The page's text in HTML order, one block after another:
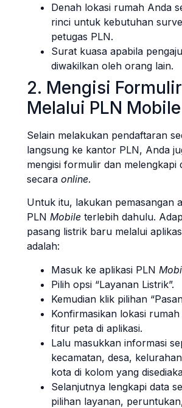
Denah lokasi rumah Anda
rinci untuk kebutuhan
petugas PLN.
Surat kuasa apabila
diwakilkan oleh orang lain.
2. Mengisi Formulir
Melalui PLN Mobile
Selain melakukan pendaftaran
langsung ke kantor PLN, Anda
mengisi formulir dan melengkapi
secara online.
Untuk itu, lakukan pemasangan
PLN Mobile terlebih dahulu.
pasang listrik baru melalui
adalah:
Masuk ke aplikasi PLN
Pilih opsi “Layanan Listrik”.
Kemudian klik pilihan
Konfirmasikan lokasi rumah
fitur peta di aplikasi.
Lalu masukkan informasi
kecamatan, desa,
kota di kolom yang
Selanjutnya lengkapi data
pilihan layanan,